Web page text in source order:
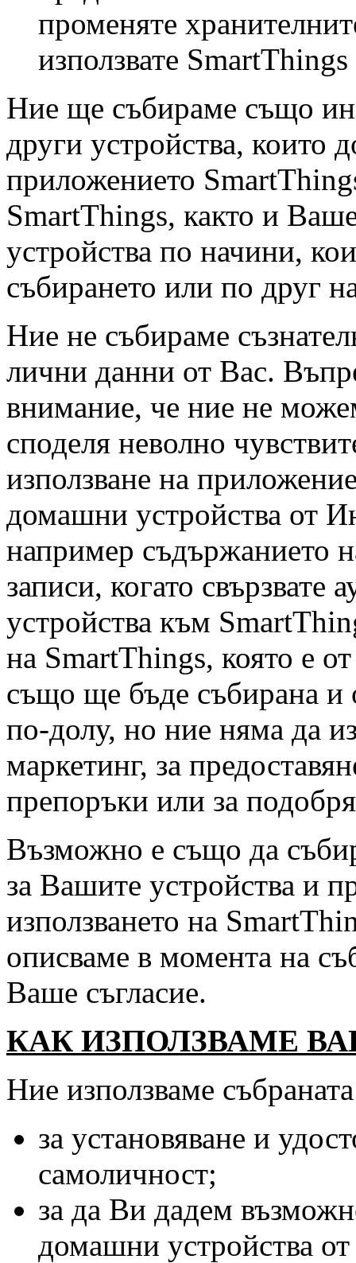
променяте
използвате
Ние ще събираме също
други устройства, които
приложението
SmartThings, както и
устройства по начини,
събирането или по друг
Ние не събираме
лични данни от Вас.
внимание, че ние не
споделя неволно
използване на
домашни устройства от
например съдържанието
записи, когато свързвате
устройства към
на SmartThings, която е
също ще бъде събирана и
по-долу, но ние няма да
маркетинг, за
препоръки или за
Възможно е също да
за Вашите устройства и
използването на
описваме в момента на
Ваше съгласие.
КАК ИЗПОЛЗВАМЕ
Ние използваме
за установяване и
самоличност;
за да Ви дадем
домашни устройства